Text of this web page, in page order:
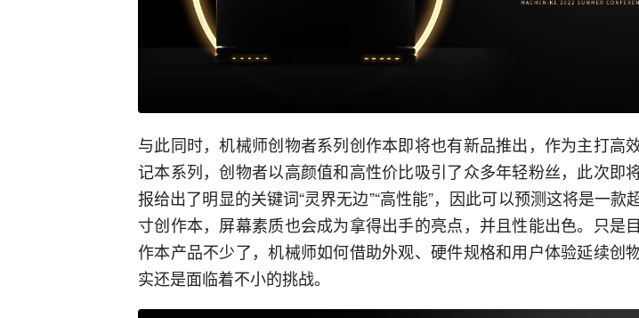
与此同时，机械师创物者系列创作本即将也有新品推出，作为主打高
记本系列，创物者以高颜值和高性价比吸引了众多年轻粉丝，此次即
报给出了明显的关键词“灵界无边”“高性能”，因此可以预测这将是一款
寸创作本，屏幕素质也会成为拿得出手的亮点，并且性能出色。只是
作本产品不少了，机械师如何借助外观、硬件规格和用户体验延续创
实还是面临着不小的挑战。